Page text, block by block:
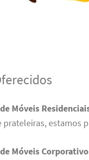
Móveis
estamos
Móveis